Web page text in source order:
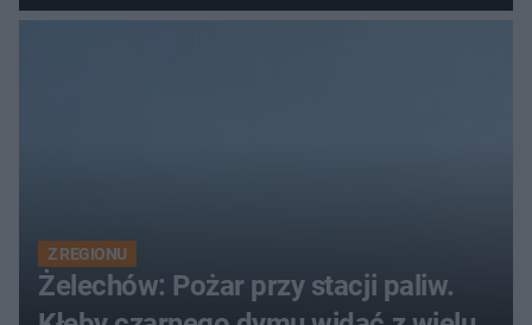
Z REGIONU
Żelechów: Pożar przy stacji paliw.